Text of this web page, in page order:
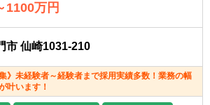
求人情報
1100万円
市 仙崎1031-210
》未経験者～経験者まで採用実績多数！業務の幅
叶います！